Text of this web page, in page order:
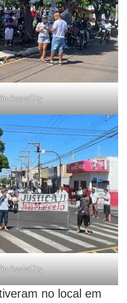
AssisCity
AssisCity
no local em